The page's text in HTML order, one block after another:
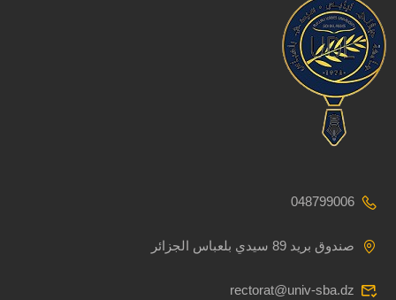
048799006
صندوق بريد 89 سيدي بلعباس الجزائر
rectorat@univ-sba.dz